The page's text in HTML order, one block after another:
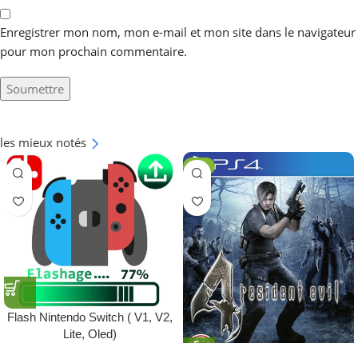
Enregistrer mon nom, mon e-mail et mon site dans le navigateur
pour mon prochain commentaire.
les mieux notés
Flash Nintendo Switch ( V1, V2,
Lite, Oled)
-6%